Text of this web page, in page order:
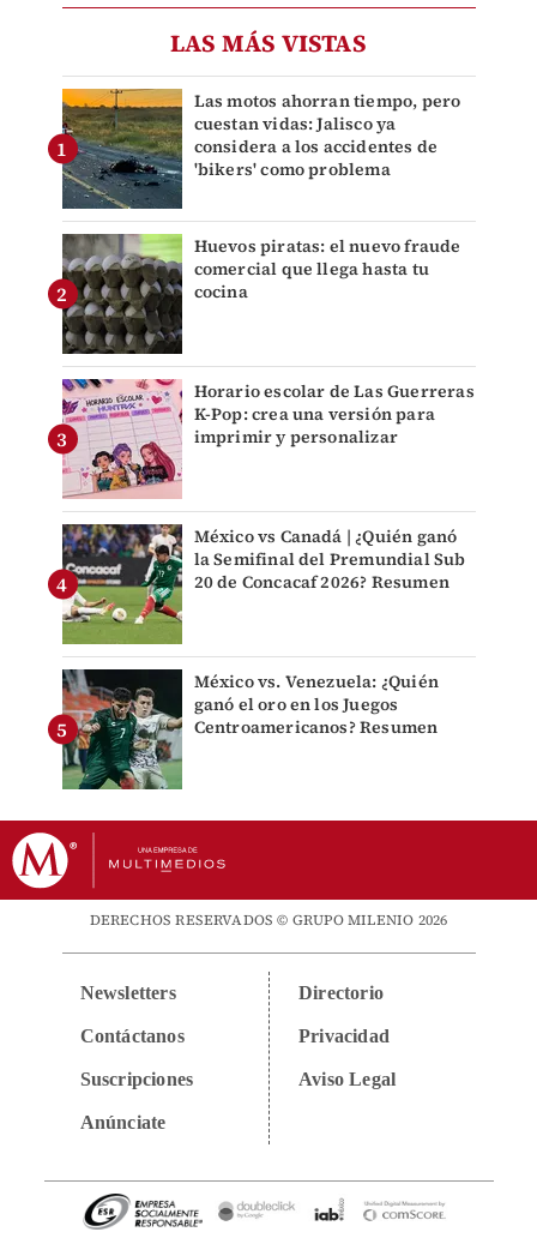
LAS MÁS VISTAS
Las motos ahorran tiempo, pero
cuestan vidas: Jalisco ya
considera a los accidentes de
'bikers' como problema
Huevos piratas: el nuevo fraude
comercial que llega hasta tu
cocina
Horario escolar de Las Guerreras
K-Pop: crea una versión para
imprimir y personalizar
México vs Canadá | ¿Quién ganó
la Semifinal del Premundial Sub
20 de Concacaf 2026? Resumen
México vs. Venezuela: ¿Quién
ganó el oro en los Juegos
Centroamericanos? Resumen
DERECHOS RESERVADOS © GRUPO MILENIO 2026
Newsletters
Contáctanos
Suscripciones
Anúnciate
Directorio
Privacidad
Aviso Legal